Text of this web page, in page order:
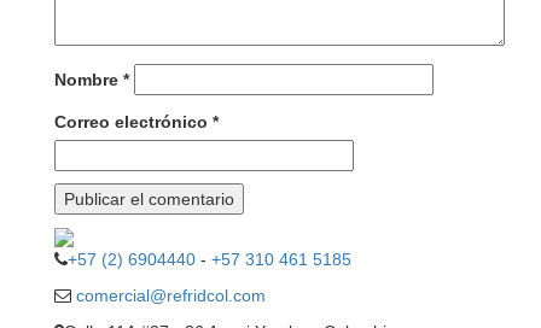
Nombre *
Correo electrónico *
+57 (2) 6904440 - +57 310 461 5185
comercial@refridcol.com